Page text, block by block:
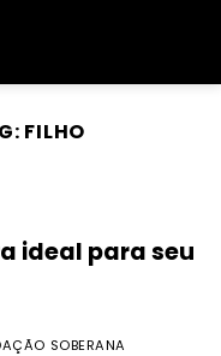
FILHO
ideal para seu
SOBERANA